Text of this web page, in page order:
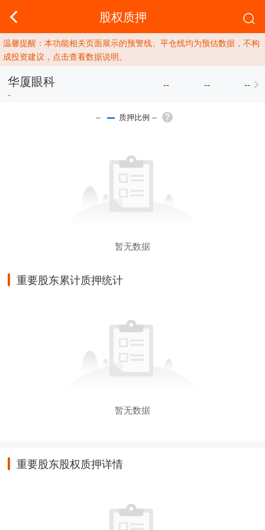
股权质押
温馨提醒：本功能相关页面展示的预警线、平仓线均为预估数据，不构
成投资建议，点击查看数据说明。
华厦眼科
-
-- -- --
-- 质押比例 --
暂无数据
重要股东累计质押统计
暂无数据
重要股东股权质押详情